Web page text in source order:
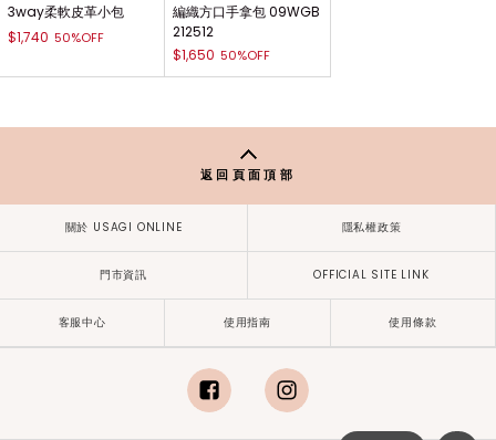
3way柔軟皮革小包
$1,740 50%OFF
編織方口手拿包 09WGB
212512
$1,650 50%OFF
返回頁面頂部
關於 USAGI ONLINE 隱私權政策
門市資訊 OFFICIAL SITE LINK
客服中心 使用指南 使用條款